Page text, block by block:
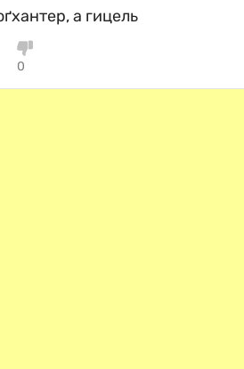
а гицель
0